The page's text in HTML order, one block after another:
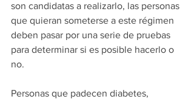
son candidatas a realizarlo, las personas
que quieran someterse a este régimen
deben pasar por una serie de pruebas
para determinar si es posible hacerlo o
no.
Personas que padecen diabetes,